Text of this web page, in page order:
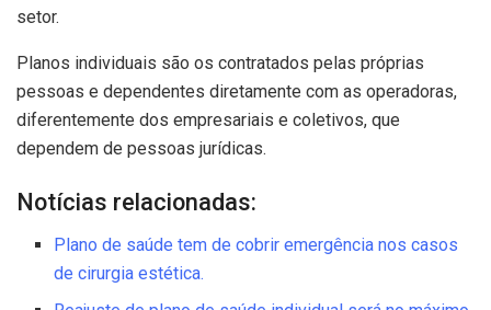
setor.
Planos individuais são os contratados pelas próprias
pessoas e dependentes diretamente com as operadoras,
diferentemente dos empresariais e coletivos, que
dependem de pessoas jurídicas.
Notícias relacionadas:
Plano de saúde tem de cobrir emergência nos casos
de cirurgia estética.